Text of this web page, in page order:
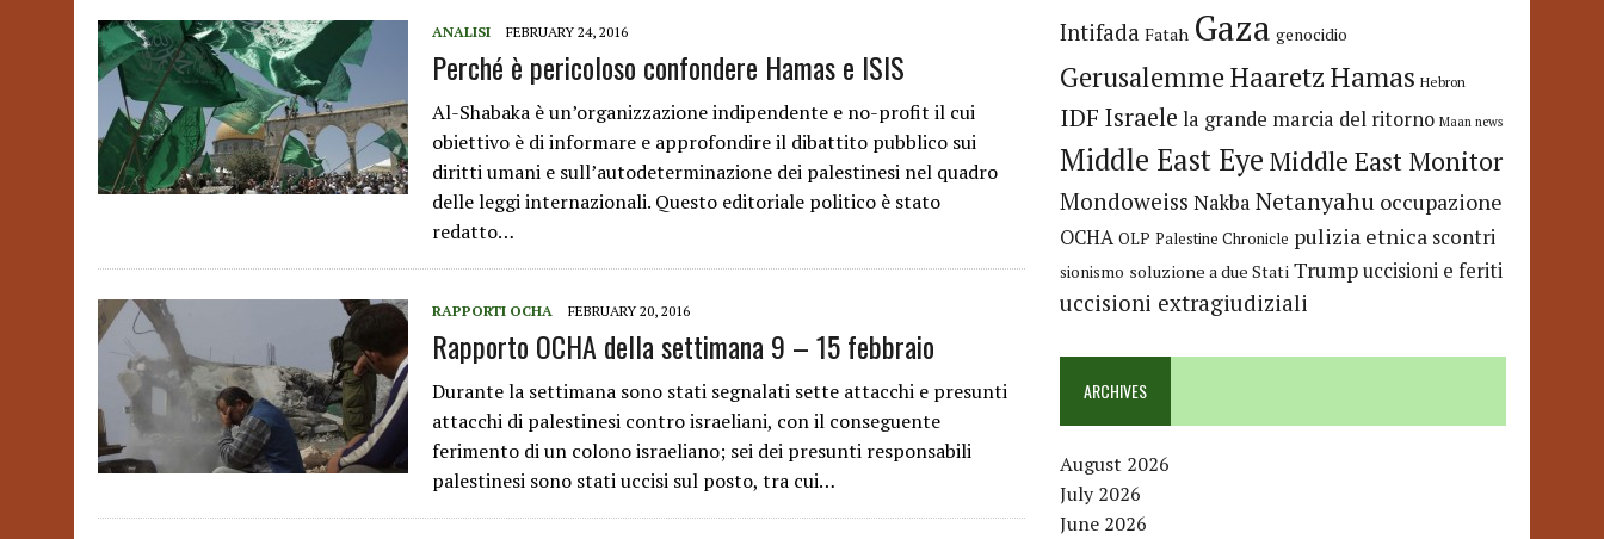
ANALISI FEBRUARY 24, 2016
Perché è pericoloso confondere Hamas e ISIS
Al-Shabaka è un’organizzazione indipendente e no-profit il cui
obiettivo è di informare e approfondire il dibattito pubblico sui
diritti umani e sull’autodeterminazione dei palestinesi nel quadro
delle leggi internazionali. Questo editoriale politico è stato
redatto…
RAPPORTI OCHA FEBRUARY 20, 2016
Rapporto OCHA della settimana 9 – 15 febbraio
Durante la settimana sono stati segnalati sette attacchi e presunti
attacchi di palestinesi contro israeliani, con il conseguente
ferimento di un colono israeliano; sei dei presunti responsabili
palestinesi sono stati uccisi sul posto, tra cui…
Intifada Fatah Gaza genocidio
GerusalemmeHaaretzHamas Hebron
IDF Israele la grande marcia del ritorno Maan news
Middle East Eye Middle East Monitor
Mondoweiss Nakba Netanyahu occupazione
OCHA OLP Palestine Chronicle pulizia etnica scontri
sionismo soluzione a due Stati Trumpuccisioni e feriti
uccisioni extragiudiziali
ARCHIVES
August 2026
July 2026
June 2026